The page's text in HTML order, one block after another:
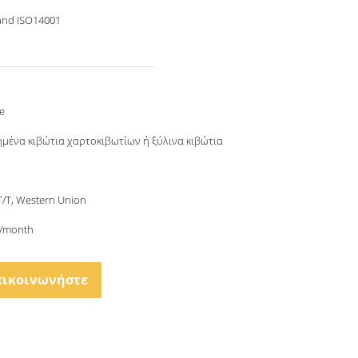
ISO14001
κιβώτια χαρτοκιβωτίων ή ξύλινα κιβώτια
T, Western Union
month